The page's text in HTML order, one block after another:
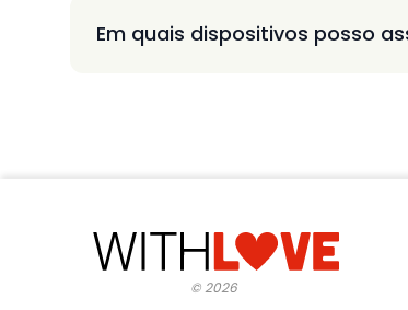
Em quais dispositivos posso
©2026